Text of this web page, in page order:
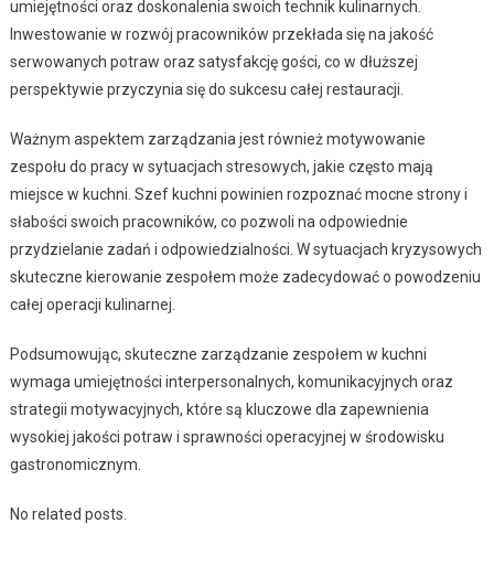
umiejętności oraz doskonalenia swoich technik kulinarnych.
Inwestowanie w rozwój pracowników przekłada się na jakość
serwowanych potraw oraz satysfakcję gości, co w dłuższej
perspektywie przyczynia się do sukcesu całej restauracji.
Ważnym aspektem zarządzania jest również motywowanie
zespołu do pracy w sytuacjach stresowych, jakie często mają
miejsce w kuchni. Szef kuchni powinien rozpoznać mocne strony i
słabości swoich pracowników, co pozwoli na odpowiednie
przydzielanie zadań i odpowiedzialności. W sytuacjach kryzysowych
skuteczne kierowanie zespołem może zadecydować o powodzeniu
całej operacji kulinarnej.
Podsumowując, skuteczne zarządzanie zespołem w kuchni
wymaga umiejętności interpersonalnych, komunikacyjnych oraz
strategii motywacyjnych, które są kluczowe dla zapewnienia
wysokiej jakości potraw i sprawności operacyjnej w środowisku
gastronomicznym.
No related posts.